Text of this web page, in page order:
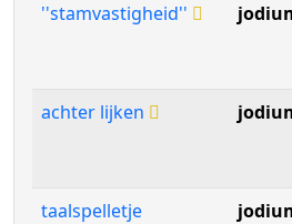
''stamvastigheid''
achter lijken
taalspelletje